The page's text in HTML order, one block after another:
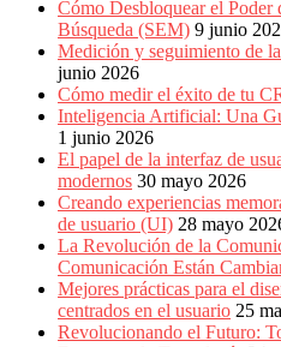
Cómo Desbloquear el
Búsqueda (SEM) 9 junio
Medición y seguimiento de
junio 2026
Cómo medir el éxito de tu
Inteligencia Artificial: Una
1 junio 2026
El papel de la interfaz de
modernos 30 mayo 2026
Creando experiencias
de usuario (UI) 28 mayo
La Revolución de la
Comunicación Están
Mejores prácticas para el
centrados en el usuario 25
Revolucionando el Futuro: